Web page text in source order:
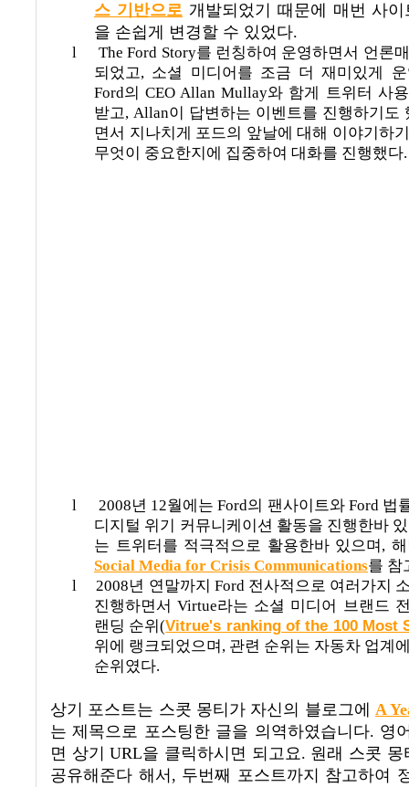
스 기반으로 개발되었기 때문에 매번 사
을 손쉽게 변경할 수 있었다.
l The Ford Story를 런칭하여 운영하면서 언론
되었고, 소셜 미디어를 조금 더 재미있게
Ford의 CEO Allan Mullay와 함게 트위터 사
받고, Allan이 답변하는 이벤트를 진행하기도
면서 지나치게 포드의 앞날에 대해 이야기하
무엇이 중요한지에 집중하여 대화를 진행했다.
l 2008년 12월에는 Ford의 팬사이트와Ford 법
디지털 위기 커뮤니케이션 활동을 진행한바
는 트위터를 적극적으로 활용한바 있으며 ,
Social Media for Crisis Communications를 참
l
2008년 연말까지 Ford 전사적으로 여러가지
진행하면서 Virtue라는 소셜 미디어 브랜드
랜딩 순위(Vitrue's ranking of the 100 Most
위에 랭크되었으며 , 관련 순위는 자동차 업계
순위였다.
상기 포스트는 스콧 몽티가 자신의 블로그에
A
는 제목으로 포스팅한 글을 의역하였습니다. 영
면 상기
URL을 클릭하시면 되고요. 원래 스콧 몽
공유해준다 해서 , 두번째 포스트까지 참고하여